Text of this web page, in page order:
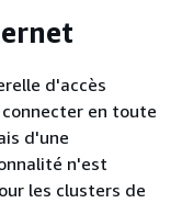
d'accès
en toute
d'une
n'est
les clusters de